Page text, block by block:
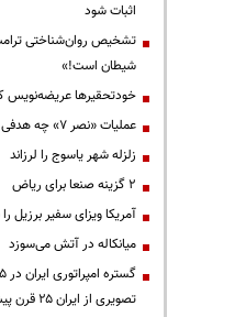
اثبات شود
تشخیص روان‌شناختی
شیطان است!»
خودتحقیرها عریضه‌نویس
عملیات «نصر ۷» چه هدفی را دنبال می‌کرد؟
زلزله شهر یاسوج را لرزاند
۲ گزینه صنعا برای ریاض
آمریکا ویزای سفیر برزیل
میانکاله در آتش می‌سوزد
تصویری از ایران ۲۵ قرن پیش